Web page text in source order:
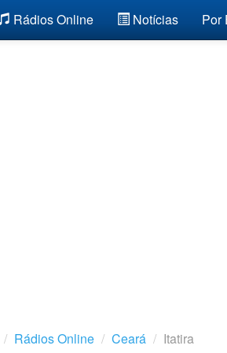
Rádios Online Notícias Por
Rádios Online Ceará Itatira